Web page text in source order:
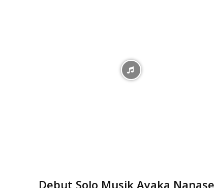
Debut Solo Musik Ayaka Nanase